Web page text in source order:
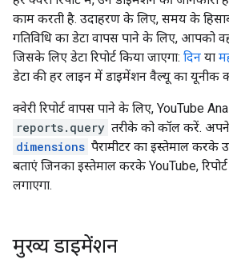
काम करती है. उदाहरण के लिए, समय के
गतिविधि का डेटा वापस पाने के लिए, आपको
जिसके लिए डेटा रिपोर्ट किया जाएगा: दिन या
डेटा की हर लाइन में डाइमेंशन वैल्यू का यूनीक
क्वेरी रिपोर्ट वापस पाने के लिए, YouTube
reports.query तरीके को कॉल करें.
dimensions पैरामीटर का इस्तेमाल करके
बताएं जिनका इस्तेमाल करके YouTube,
लगाएगा.
मुख्य डाइमेंशन